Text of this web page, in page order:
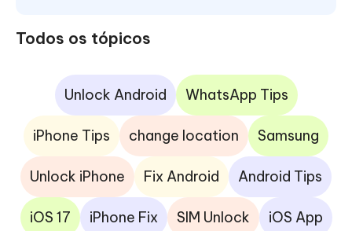
Todos os tópicos
Unlock Android WhatsApp Tips
iPhone Tips change location Samsung
Unlock iPhone Fix Android Android Tips
iOS 17 iPhone Fix SIM Unlock iOS App